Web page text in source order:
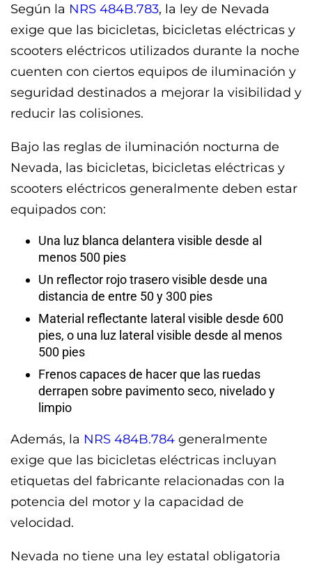
Según la NRS 484B.783, la ley de Nevada
exige que las bicicletas, bicicletas eléctricas y
scooters eléctricos utilizados durante la noche
cuenten con ciertos equipos de iluminación y
seguridad destinados a mejorar la visibilidad y
reducir las colisiones.
Bajo las reglas de iluminación nocturna de
Nevada, las bicicletas, bicicletas eléctricas y
scooters eléctricos generalmente deben estar
equipados con:
Una luz blanca delantera visible desde al
menos 500 pies
Un reflector rojo trasero visible desde una
distancia de entre 50 y 300 pies
Material reflectante lateral visible desde 600
pies, o una luz lateral visible desde al menos
500 pies
Frenos capaces de hacer que las ruedas
derrapen sobre pavimento seco, nivelado y
limpio
Además, la NRS 484B.784 generalmente
exige que las bicicletas eléctricas incluyan
etiquetas del fabricante relacionadas con la
potencia del motor y la capacidad de
velocidad.
Nevada no tiene una ley estatal obligatoria